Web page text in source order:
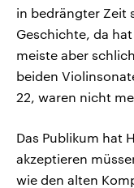
in bedrängter Zeit
Geschichte, da
meiste aber
beiden
22, waren nicht
Das Publikum hat
akzeptieren
wie den alten